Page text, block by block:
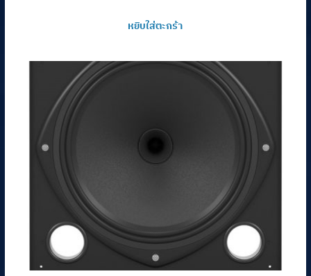
หยิบใส่ตะกร้า